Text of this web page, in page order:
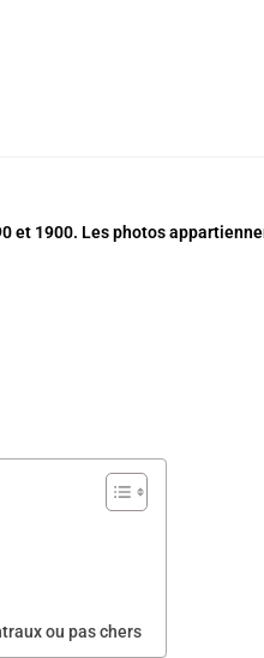
et 1900. Les photos
ou pas chers